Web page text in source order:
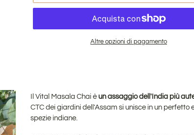
Altre opzioni di pagamento
nel
carrello
Il Vital Masala Chai è un assaggio dell'India più
CTC dei giardini dell'Assam si unisce in un perfetto
spezie indiane.